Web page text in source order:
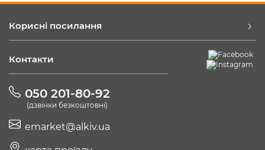
Корисні посилання
Контакти
050 201-80-92
(дзвінки безкоштовні)
emarket@alkiv.ua